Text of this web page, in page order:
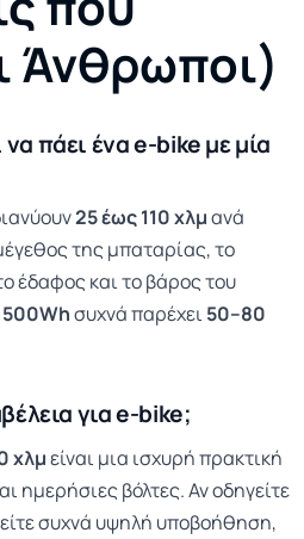
Άνθρωποι)
πάει ένα e-bike με μία
25 έως 110 χλμανά
της μπαταρίας, το
έδαφος και το βάρος του
συχνά παρέχει 50–80
για e-bike;
χλμείναι μια ισχυρή πρακτική
ημερήσιες βόλτες. Αν οδηγείτε
συχνά υψηλή υποβοήθηση,